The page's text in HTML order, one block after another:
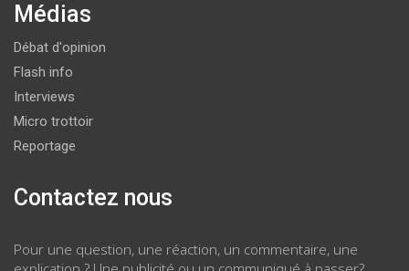
Médias
Débat d'opinion
Flash info
Interviews
Micro trottoir
Reportage
Contactez nous
Pour une question, une réaction, un commentaire, une